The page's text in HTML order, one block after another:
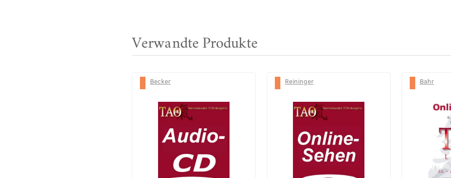
Verwandte Produkte
Becker Reininger Bahr